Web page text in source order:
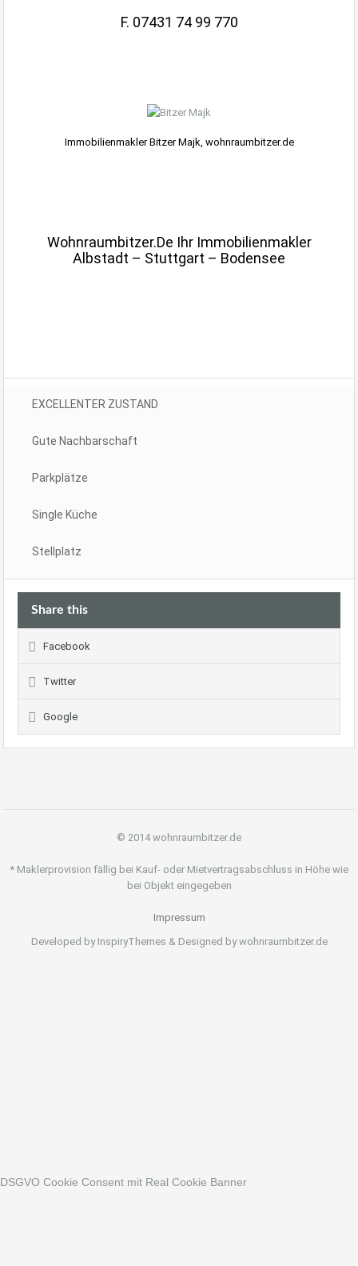
F. 07431 74 99 770
Immobilienmakler Bitzer Majk, wohnraumbitzer.de
Wohnraumbitzer.de Ihr Immobilienmakler
Albstadt – Stuttgart – Bodensee
EXCELLENTER ZUSTAND
Gute Nachbarschaft
Parkplätze
Single Küche
Stellplatz
Share this
Facebook
Twitter
Google
© 2014 wohnraumbitzer.de
* Maklerprovision fällig bei Kauf- oder Mietvertragsabschluss in Höhe wie
bei Objekt eingegeben
Impressum
Developed by InspiryThemes & Designed by wohnraumbitzer.de
DSGVO Cookie Consent mit Real Cookie Banner